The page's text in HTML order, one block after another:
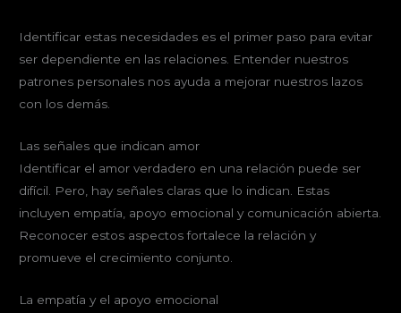
Identificar estas necesidades es el primer paso para evitar
ser dependiente en las relaciones. Entender nuestros
patrones personales nos ayuda a mejorar nuestros lazos
con los demás.
Las señales que indican amor
Identificar el amor verdadero en una relación puede ser
difícil. Pero, hay señales claras que lo indican. Estas
incluyen empatía, apoyo emocional y comunicación abierta.
Reconocer estos aspectos fortalece la relación y
promueve el crecimiento conjunto.
La empatía y el apoyo emocional